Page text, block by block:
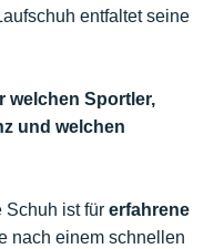
entfaltet seine
welchen Sportler,
und welchen
Schuh ist für erfahrene
nach einem schnellen